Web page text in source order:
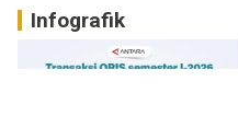
Infografik